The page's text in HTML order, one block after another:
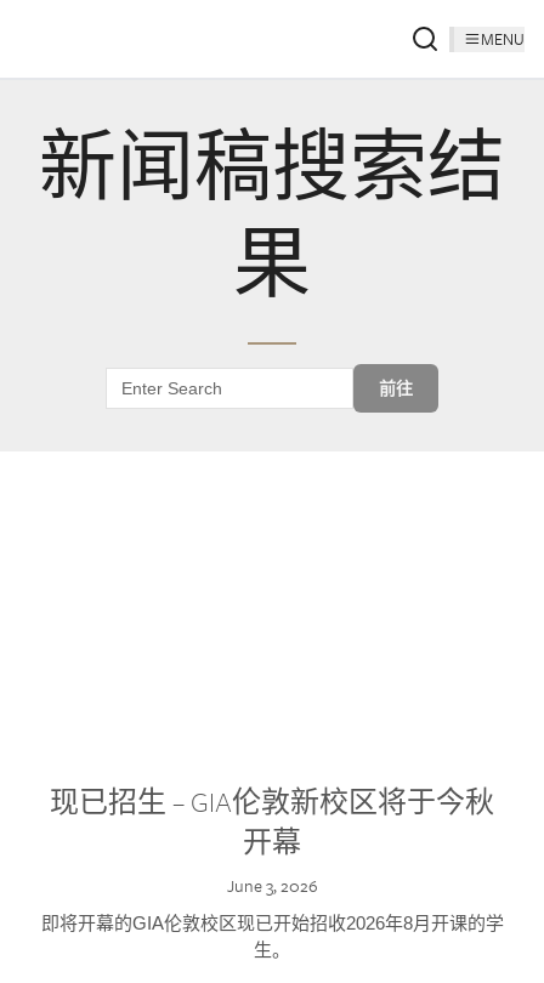
MENU
新闻稿搜索结
果
前往
现已招生 – GIA伦敦新校区将于今秋
开幕
June 3, 2026
即将开幕的GIA伦敦校区现已开始招收2026年8月开课的学
生。